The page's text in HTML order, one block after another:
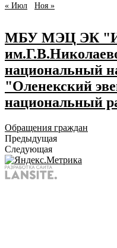
« Июл Ноя »
МБУ МЭЦ ЭК
национальный
"Оленекский
национальный
Обращения граждан
Предыдущая
Следующая